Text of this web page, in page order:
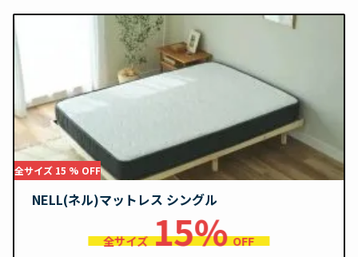
全サイズ 15 % OFF
NELL(ネル)マットレス シングル
全サイズ 15% OFF